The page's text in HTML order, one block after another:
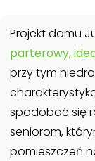
Projekt domu
parterowy,
przy tym
spodobać się
seniorom,
pomieszczeń